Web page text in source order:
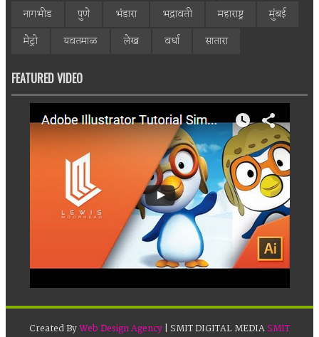
नागभीड
पुणे भंडारा भद्रावती महाराष्ट्र
मुंबई
मेट्रो
यवतमाळ लेख वर्धा सातारा
FEATURED VIDEO
Created ByWeb Design Agency| SMIT DIGITAL MEDIASMIT